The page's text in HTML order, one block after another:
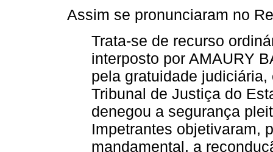
Assim se pronunciaram no
Trata-se de recurso
interposto por AMAURY
pela gratuidade
Tribunal de Justiça do
denegou a segurança
Impetrantes objetivaram,
mandamental, a